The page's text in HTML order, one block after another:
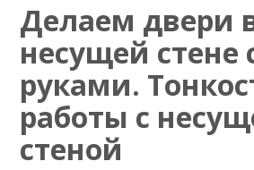
Делаем двери
несущей стене
руками.
работы с
стеной